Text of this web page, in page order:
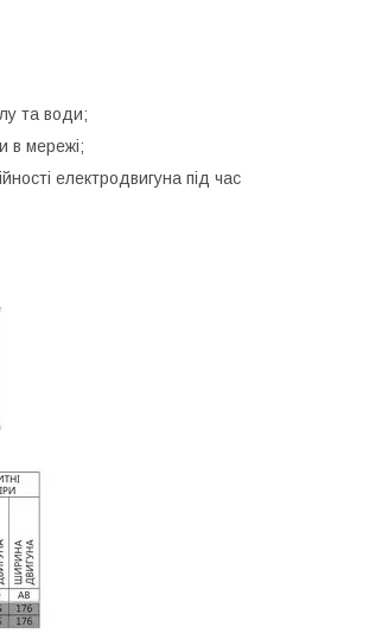
та води;
в мережі;
електродвигуна під час